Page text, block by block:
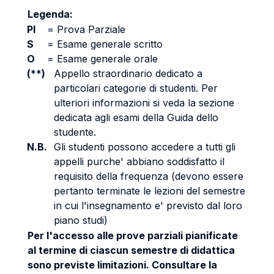
Legenda:
PI
= Prova Parziale
S
= Esame generale scritto
O
= Esame generale orale
(**)
Appello straordinario dedicato a
particolari categorie di studenti. Per
ulteriori informazioni si veda la sezione
dedicata agli esami della Guida dello
studente.
N.B. Gli studenti possono accedere a tutti gli
appelli purche' abbiano soddisfatto il
requisito della frequenza (devono essere
pertanto terminate le lezioni del semestre
in cui l'insegnamento e' previsto dal loro
piano studi)
Per l'accesso alle prove parziali pianificate
al termine di ciascun semestre di didattica
sono previste limitazioni. Consultare la